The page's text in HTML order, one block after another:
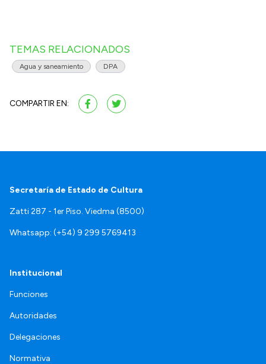
TEMAS RELACIONADOS
Agua y saneamiento DPA
COMPARTIR EN:
Secretaría de Estado de Cultura
Zatti 287 - 1er Piso. Viedma (8500)
Whatsapp: (+54) 9 299 5769413
Institucional
Funciones
Autoridades
Delegaciones
Normativa